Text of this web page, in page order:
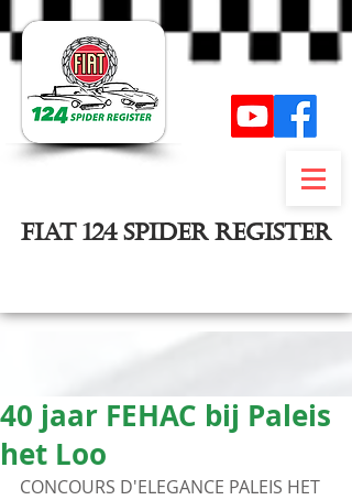
FIAT 124 SPIDER REGISTER
40 jaar FEHAC bij Paleis
het Loo
CONCOURS D'ELEGANCE PALEIS HET